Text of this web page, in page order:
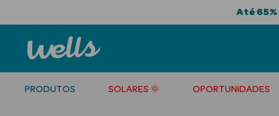
Até 65%
PRODUTOS SOLARES 🌞 OPORTUNIDADES